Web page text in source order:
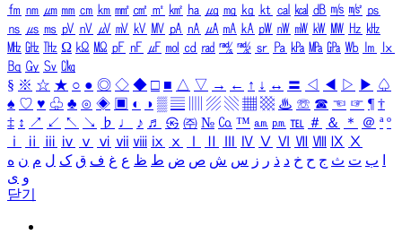
㎙ ㎚ ㎛ ㎜ ㎝ ㎞ ㎟ ㎠ ㎡ ㎢ ㏊ ㎍ ㎎ ㎏ ㏏ ㎈ ㎉ ㏈ ㎧ ㎨ ㎰
㎱ ㎲ ㎳ ㎴ ㎵ ㎶ ㎷ ㎸ ㎹ ㎀ ㎁ ㎂ ㎃ ㎄ ㎺ ㎻ ㎽ ㎾ ㎿ ㎐ ㎑
㎒ ㎓ ㎔ Ω ㏀ ㏁ ㎊ ㎋ ㎌ ㏖ ㏅ ㎭ ㎮ ㎯ ㏛ ㎩ ㎪ ㎫ ㎬ ㏝ ㏐
㏓
㏃ ㏉ ㏜ ㏆
§ ※ ☆ ★ ○ ● ◎ ◇ ◆ □ ■ △ ▽ → ← ↑ ↓ ↔ 〓 ◁ ◀ ▷ ▶ ♤
♠ ♡ ♥ ♧ ♣ ⊙ ◈ ▣ ◐ ◑ ▒ ▤ ▨ ▧ ▦ ▩ ♨ ☏ ☎ ☜ ☞ ¶ †
‡ ↕ ↗ ↙ ↖ ↘ ♭ ♩ ♪ ♬ ㉿ ㈜ № ㏇ ™ ㏂ ㏘ ℡ ＃ ＆ ＊ ＠ ª º
ⅰ
ⅱ ⅲ ⅳ ⅴ ⅵ ⅶ ⅷ ⅸ ⅹ Ⅳ Ⅴ Ⅵ Ⅶ Ⅷ Ⅸ Ⅹ
ب ت ث ج ح خ د ذ ر ز س ش ص ض ط ظ ع غ ف ق ک ل م ن ه
و ی
닫기